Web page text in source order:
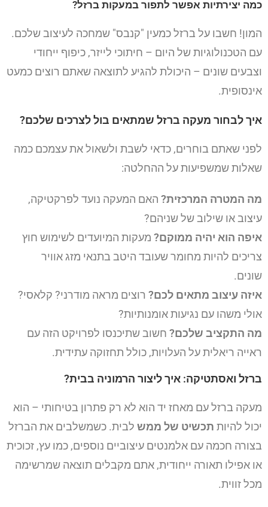
כמה יצירתיות אפשר לתפור במעקות ברזל?
המון! חשבו על ברזל כמעין "קנבס" שמחכה לעיצוב שלכם.
עם הטכנולוגיות של היום – חיתוכי לייזר, כיפוף ייחודי
וצבעים שונים – היכולת להגיע לתוצאה שאתם רוצים כמעט
אינסופית.
איך לבחור מעקה ברזל שמתאים בול לצרכים שלכם?
לפני שאתם בוחרים, כדאי לשבת ולשאול את עצמכם כמה
שאלות שמשפיעות על ההחלטה:
מה המטרה המרכזית? האם המעקה נועד לפרקטיקה,
עיצוב או שילוב של שניהם?
איפה הוא יהיה ממוקם? מעקות המיועדים לשימוש חוץ
צריכים להיות מחומר שעובד היטב בתנאי מזג אוויר
שונים.
איזה עיצוב מתאים לכם? רוצים מראה מודרני? קלאסי?
אולי משהו עם נגיעות אומנותיות?
מה התקציב שלכם? חשוב שתיכנסו לפרויקט הזה עם
ראייה ריאלית על העלויות, כולל תחזוקה עתידית.
ברזל ואסתטיקה: איך ליצור הרמוניה בבית?
מעקה ברזל עם מאחז יד הוא לא רק פתרון בטיחותי – הוא
יכול להיות תכשיט של ממש לבית. כשמשלבים את הברזל
בצורה חכמה עם אלמנטים עיצוביים נוספים, כמו עץ, זכוכית
או אפילו תאורה ייחודית, אתם מקבלים תוצאה שמרשימה
מכל זווית.